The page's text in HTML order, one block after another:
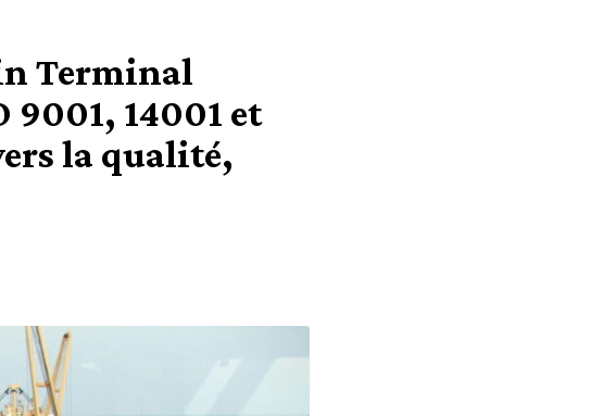
Terminal
14001 et
la qualité,